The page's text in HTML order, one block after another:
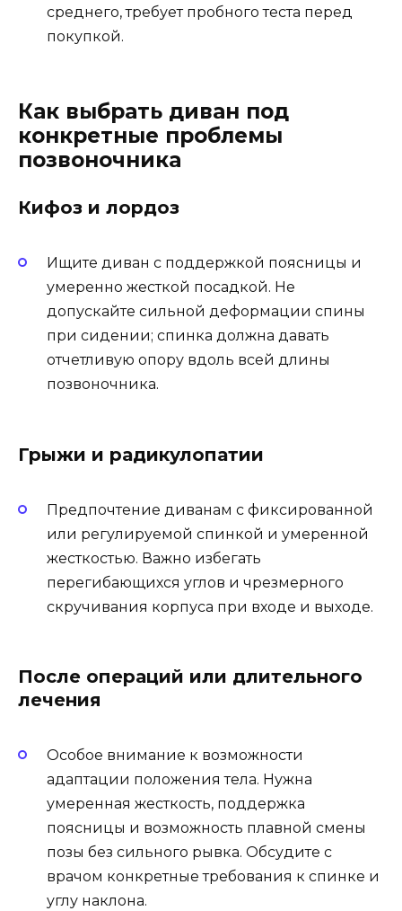
среднего, требует пробного теста перед
покупкой.
Как выбрать диван под
конкретные проблемы
позвоночника
Кифоз и лордоз
Ищите диван с поддержкой поясницы и
умеренно жесткой посадкой. Не
допускайте сильной деформации спины
при сидении; спинка должна давать
отчетливую опору вдоль всей длины
позвоночника.
Грыжи и радикулопатии
Предпочтение диванам с фиксированной
или регулируемой спинкой и умеренной
жесткостью. Важно избегать
перегибающихся углов и чрезмерного
скручивания корпуса при входе и выходе.
После операций или длительного
лечения
Особое внимание к возможности
адаптации положения тела. Нужна
умеренная жесткость, поддержка
поясницы и возможность плавной смены
позы без сильного рывка. Обсудите с
врачом конкретные требования к спинке и
углу наклона.